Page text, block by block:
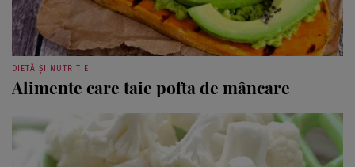
DIETĂ ȘI NUTRIȚIE
Alimente care taie pofta de mâncare